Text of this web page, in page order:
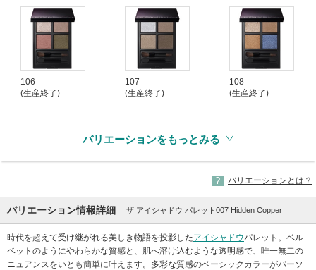
106
(生産終了)
107
(生産終了)
108
(生産終了)
バリエーションをもっとみる
バリエーションとは？
バリエーション情報詳細 ザ アイシャドウ パレット007 Hidden Copper
時代を超えて受け継がれる美しき物語を投影したアイシャドウパレット。ベル
ベットのようにやわらかな質感と、肌へ溶け込むような透明感で、唯一無二の
ニュアンスをいとも簡単に叶えます。多彩な質感のベーシックカラーがパーソ